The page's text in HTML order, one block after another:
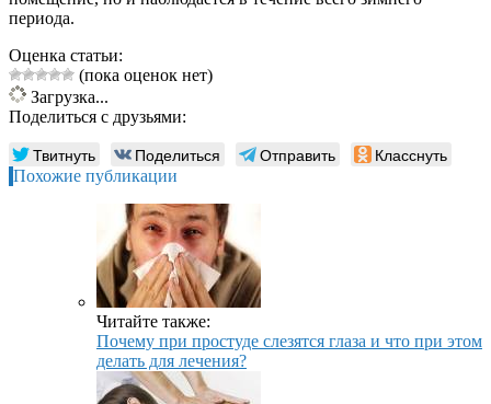
периода.
Оценка статьи:
(пока оценок нет)
Загрузка...
Поделиться с друзьями:
Твитнуть Поделиться Отправить Класснуть
Похожие публикации
Читайте также:
Почему при простуде слезятся глаза и что при этом
делать для лечения?